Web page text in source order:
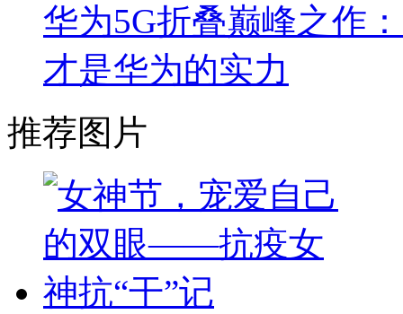
华为5G折叠巅峰之作
才是华为的实力
推荐图片